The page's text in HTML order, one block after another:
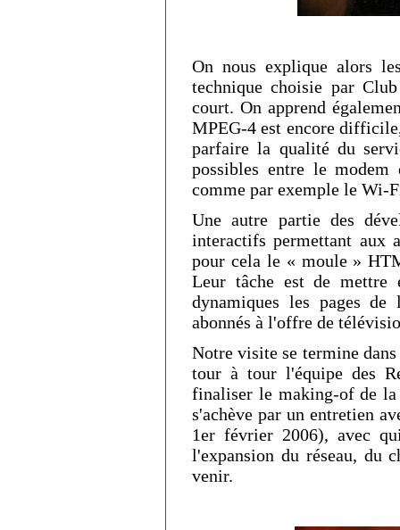
On nous explique alors
technique choisie par
court. On apprend
MPEG-4 est encore
parfaire la qualité du
possibles entre le modem
comme par exemple le Wi-
Une autre partie des
interactifs permettant aux
pour cela le « moule »
Leur tâche est de mettre
dynamiques les pages
abonnés à l'offre de
Notre visite se termine
tour à tour l'équipe des
finaliser le making-of de la
s'achève par un entretien
1er février 2006), avec
l'expansion du réseau, du
venir.